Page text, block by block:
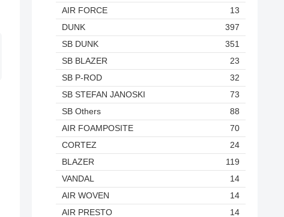
AIR FORCE
13
DUNK
397
SB DUNK
351
SB BLAZER
23
SB P-ROD
32
SB STEFAN JANOSKI
73
SB Others
88
AIR FOAMPOSITE
70
CORTEZ
24
BLAZER
119
VANDAL
14
AIR WOVEN
14
AIR PRESTO
14